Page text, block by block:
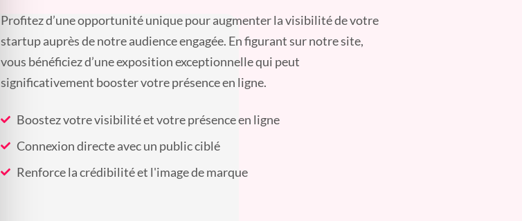
Profitez d’une opportunité unique pour augmenter la visibilité de votre
startup auprès de notre audience engagée. En figurant sur notre site,
vous bénéficiez d’une exposition exceptionnelle qui peut
significativement booster votre présence en ligne.
Boostez votre visibilité et votre présence en ligne
Connexion directe avec un public ciblé
Renforce la crédibilité et l'image de marque